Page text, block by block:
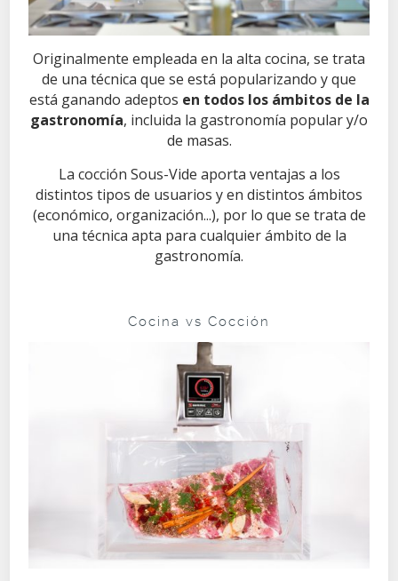
Originalmente empleada en la alta cocina, se trata
de una técnica que se está popularizando y que
está ganando adeptos en todos los ámbitos de la
gastronomía, incluida la gastronomía popular y/o
de masas.
La cocción Sous-Vide aporta ventajas a los
distintos tipos de usuarios y en distintos ámbitos
(económico, organización...), por lo que se trata de
una técnica apta para cualquier ámbito de la
gastronomía.
Cocina vs Cocción